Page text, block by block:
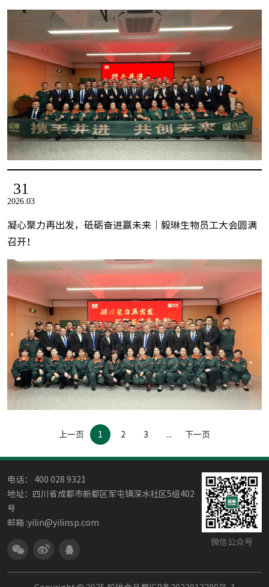
31
2026.03
凝心聚力再出发，砥砺奋进赢未来｜毅琳生物员工大会圆满
召开！
上一页 1 2 3 ... 下一页
电话： 400 028 9321
地址：四川省成都市新都区军屯镇深水社区5组402
号
邮箱 :yilin@yilinsp.com
微信公众号